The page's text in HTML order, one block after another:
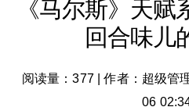
《马尔斯》天
回合味儿
阅读量：377|作者：超级管
06